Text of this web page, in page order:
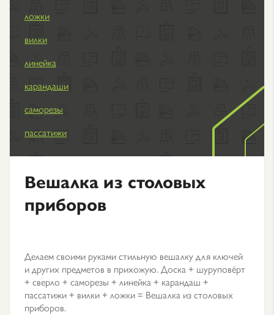
ложки
вилки
линейка
карандаши
саморезы
пассатижи
Вешалка из столовых
приборов
Делаем своими руками стильную вешалку для ключей
и других предметов в прихожую. Доска + шуруповёрт
+ сверло + саморезы + линейка + карандаш +
пассатижи + вилки + ложки = Вешалка из столовых
приборов.